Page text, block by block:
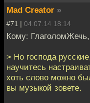
Mad Creator »
#71 | 04.07.14 18:14
Кому: ГлаголомЖечь,
> Но господа
научитесь
хоть слово можно
вы музыкой зовете.